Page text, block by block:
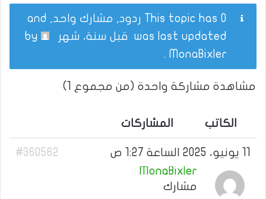
This topic has 0 ردود, مشارك واحد, and
was last updated قبل سنة، شهر
MonaBixler
.
مشاهدة مشاركة واحدة (من مجموع 1)
الكاتب المشاركات
#360562
MonaBixler
مشارك